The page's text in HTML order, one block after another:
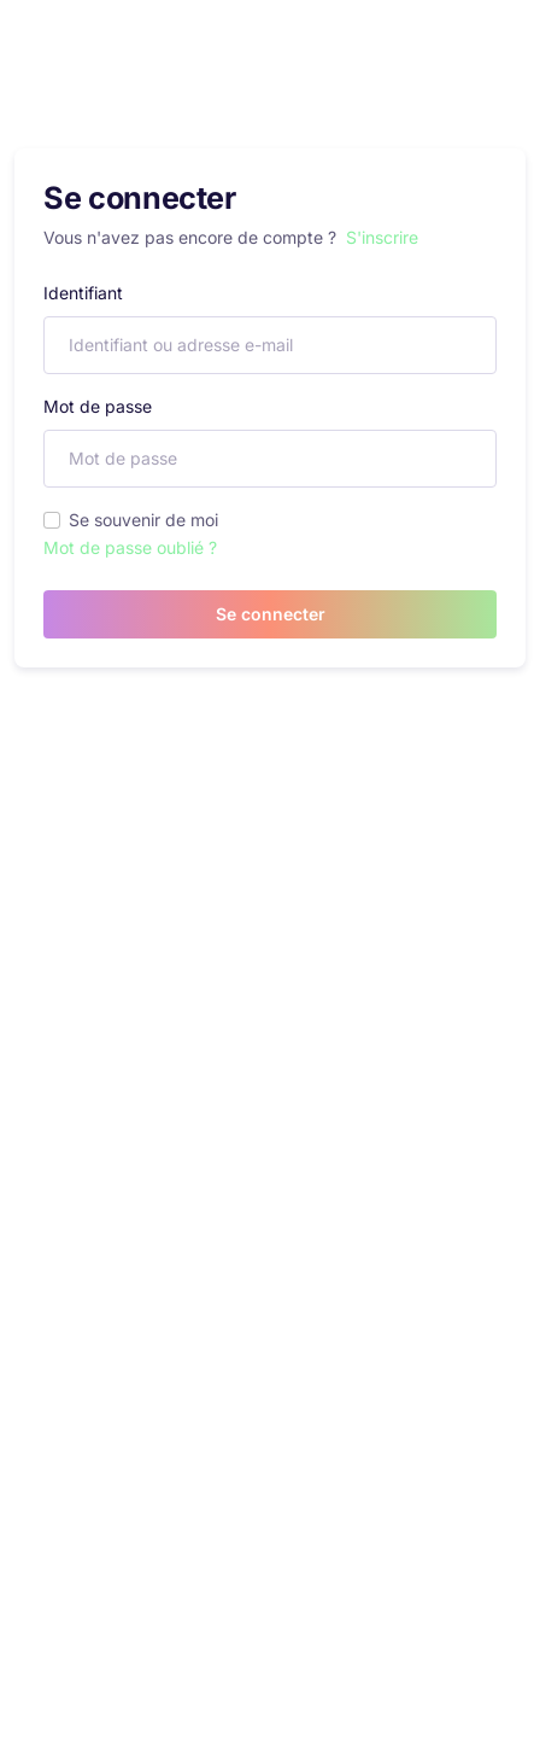
Se connecter
Vous n'avez pas encore de compte ? S'inscrire
Identifiant
Mot de passe
Se souvenir de moi
Mot de passe oublié ?
Se connecter